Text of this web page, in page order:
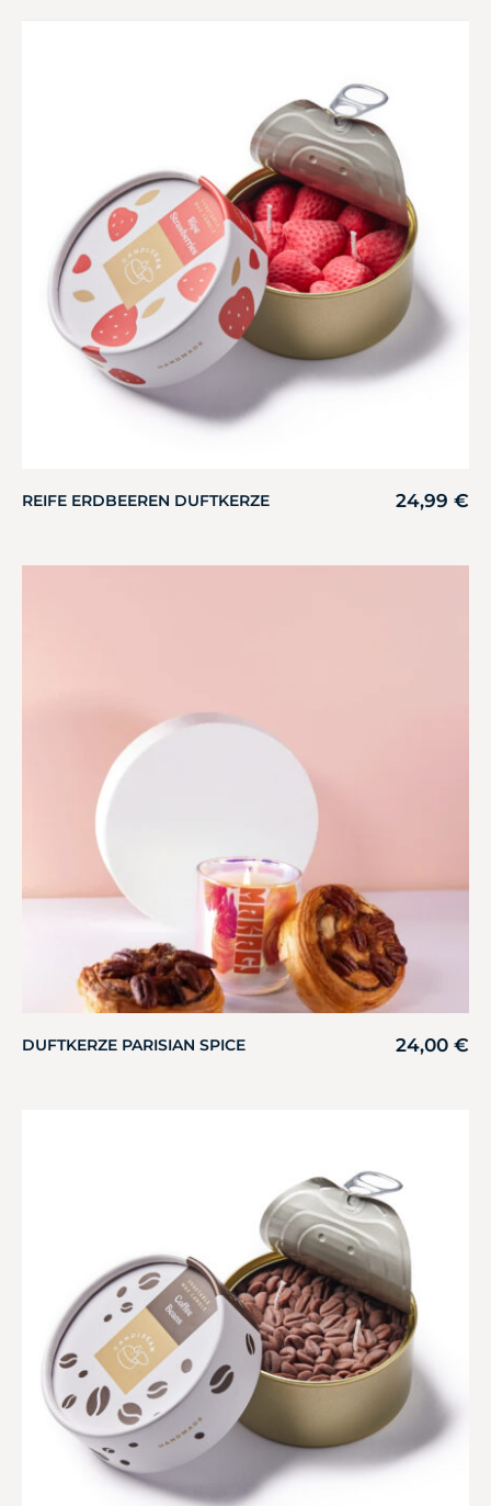
REIFE ERDBEEREN DUFTKERZE 24,99 €
DUFTKERZE PARISIAN SPICE 24,00 €